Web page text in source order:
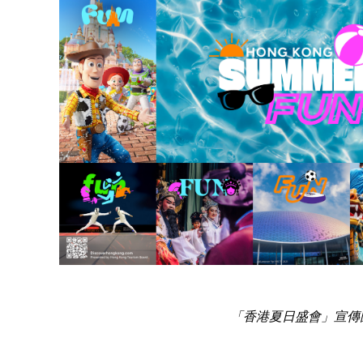
「香港夏日盛會」宣